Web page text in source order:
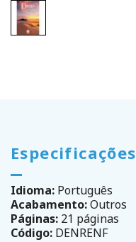
Especificações
Idioma: Português
Acabamento:Outros
Páginas: 21 páginas
Código: DENRENF